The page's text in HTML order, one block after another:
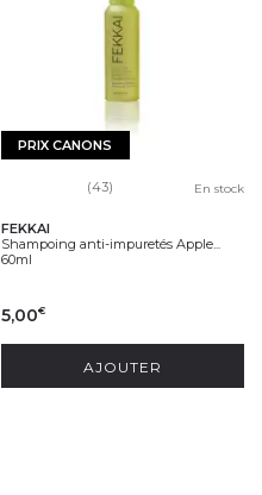
PRIX CANONS
(43) En stock
FEKKAI
Shampoing anti-impuretés Apple...
60ml
5,00€
AJOUTER